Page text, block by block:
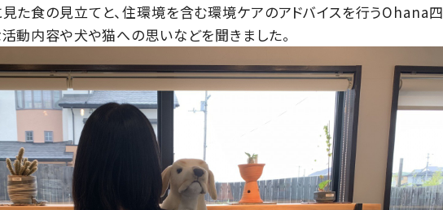
た食の見立てと、住環境を含む環境ケアのアドバイスを行うOhana四
動内容や犬や猫への思いなどを聞きました。